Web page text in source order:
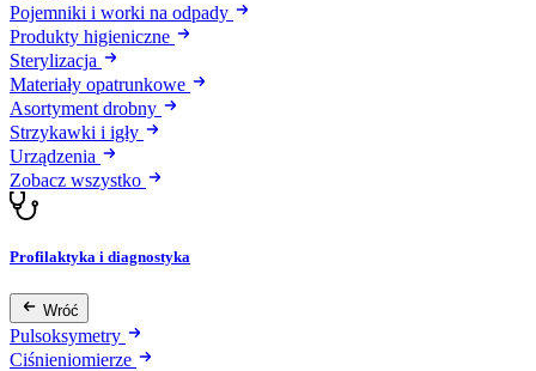
Pojemniki i worki na odpady
Produkty higieniczne
Sterylizacja
Materiały opatrunkowe
Asortyment drobny
Strzykawki i igły
Urządzenia
Zobacz wszystko
Profilaktyka i diagnostyka
Wróć
Pulsoksymetry
Ciśnieniomierze